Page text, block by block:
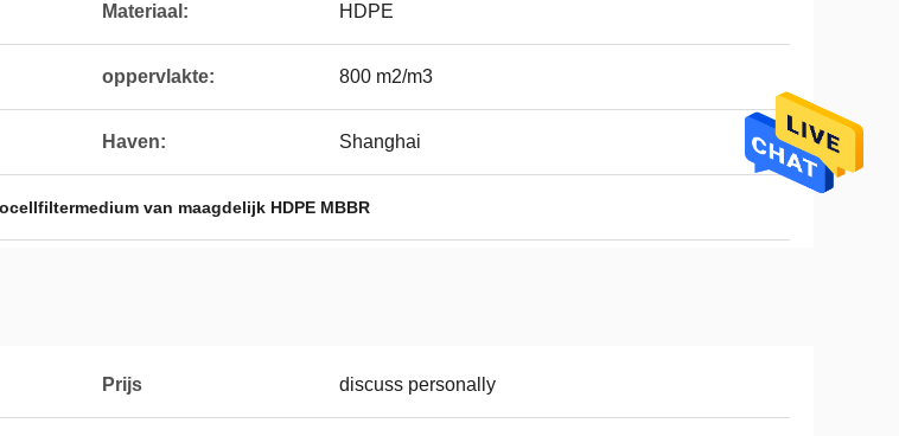
Materiaal: HDPE
oppervlakte: 800 m2/m3
Haven: Shanghai
van maagdelijk HDPE MBBR
Prijs discuss personally